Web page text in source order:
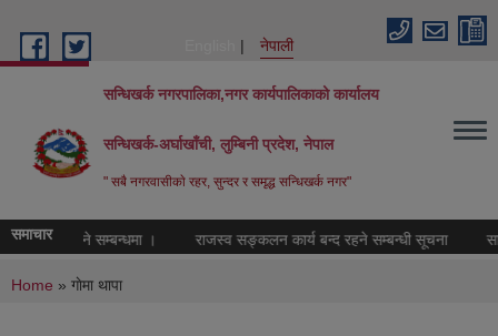
नेपाली
सन्धिखर्क नगरपालिका,नगर कार्यपालिकाको कार्यालय
सन्धिखर्क-अर्घाखाँची, लुम्बिनी प्रदेश, नेपाल
" सबै नगरवासीकाे रहर, सुन्दर र समृद्ध सन्धिखर्क नगर"
समाचारगराइने सम्बन्धमा । राजस्व सङ्कलन कार्य बन्द रहने सम्बन्धी सूचना
You are here
Home » गाेमा थापा